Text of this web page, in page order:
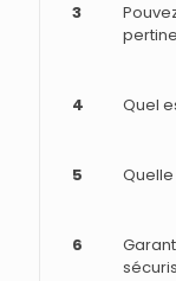
3
4 Quel
5
6